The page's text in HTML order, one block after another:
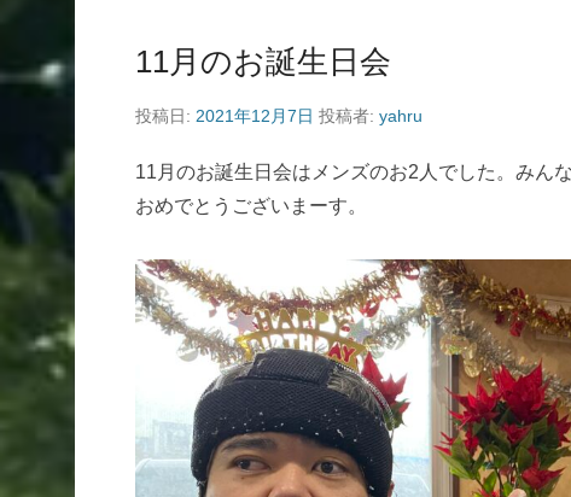
11月のお誕生日会
投稿日: 2021年12月7日 投稿者: yahru
11月のお誕生日会はメンズのお2人でした。みん
おめでとうございまーす。